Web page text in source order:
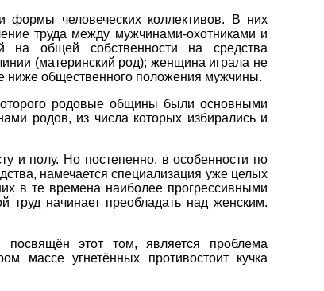
формы человеческих коллективов. В них
труда между мужчинами-охотниками и
на общей собственности на средства
(материнский род); женщина играла не
ниже общественного положения мужчины.
родовые общины были основными
родов, из числа которых избирались и
и полу. Но постепенно, в особенности по
намечается специализация уже целых
в те времена наиболее прогрессивными
начинает преобладать над женским.
этот том, является проблема
массе угнетённых противостоит кучка